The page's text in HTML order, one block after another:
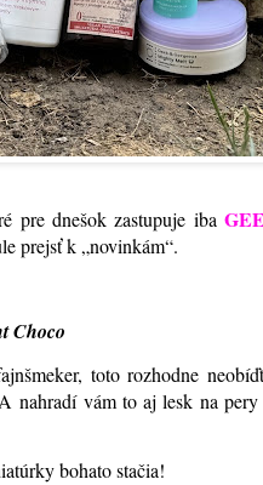
pre dnešok zastupuje iba
prejsť k „novinkám“.
Choco
toto rozhodne
nahradí vám to aj lesk na
bohato stačia!